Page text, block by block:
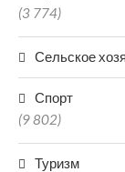
(3 774)
Сельское
Спорт
(9 802)
Туризм